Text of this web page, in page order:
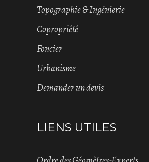
Topographie & Ingénierie
Copropriété
Foncier
Urbanisme
Demander un devis
LIENS UTILES